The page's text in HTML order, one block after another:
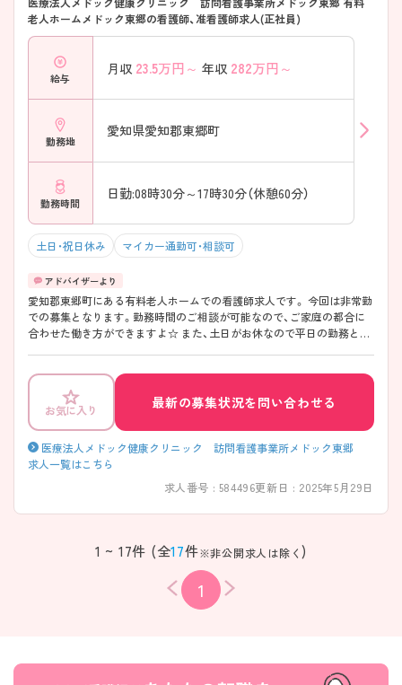
老人ホームメドック東郷の看護師、准看護師求人(正社員)
給与
月収 23.5万円～ 年収 282万円～
勤務地
愛知県愛知郡東郷町
勤務時間
日勤:08時30分～17時30分（休憩60分）
土日・祝日休み マイカー通勤可・相談可
愛知郡東郷町にある有料老人ホームでの看護師求人です。 今回は非常勤
での募集となります。勤務時間のご相談が可能なので、ご家庭の都合に
合わせた働き方ができますよ☆ また、土日がお休なので平日の勤務とな
問い合わせ下さい♪
お気に入り
最新の募集状況を問い合わせる
医療法人メドック健康クリニック 訪問看護事業所メドック東郷
求人一覧はこちら
求人番号 : 584496更新日 : 2025年5月29日
1 ~ 17件 (全17件※非公開求人は除く )
1